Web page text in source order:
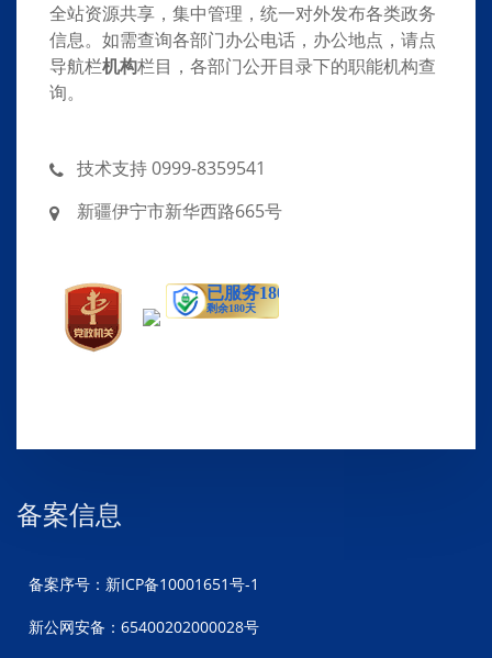
全站资源共享，集中管理，统一对外发布各类政务
信息。如需查询各部门办公电话，办公地点，请点
导航栏机构栏目，各部门公开目录下的职能机构查
询。
技术支持 0999-8359541
新疆伊宁市新华西路665号
备案信息
备案序号：新ICP备10001651号-1
新公网安备：65400202000028号